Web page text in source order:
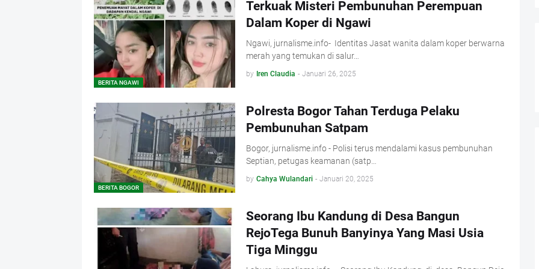
BERITA NGAWI
Terkuak Misteri Pembunuhan Perempuan
Dalam Koper di Ngawi
Ngawi, jurnalisme.info- Identitas Jasat wanita dalam koper berwarna
merah yang temukan di salur…
by Iren Claudia - Januari 26, 2025
BERITA BOGOR
Polresta Bogor Tahan Terduga Pelaku
Pembunuhan Satpam
Bogor, jurnalisme.info - Polisi terus mendalami kasus pembunuhan
Septian, petugas keamanan (satp…
by Cahya Wulandari - Januari 20, 2025
Seorang Ibu Kandung di Desa Bangun
RejoTega Bunuh Banyinya Yang Masi Usia
Tiga Minggu